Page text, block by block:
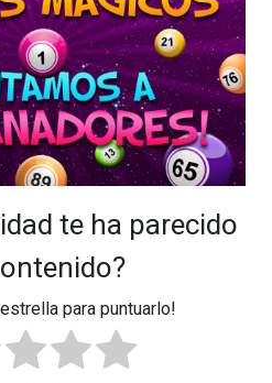
te ha parecido
para puntuarlo!